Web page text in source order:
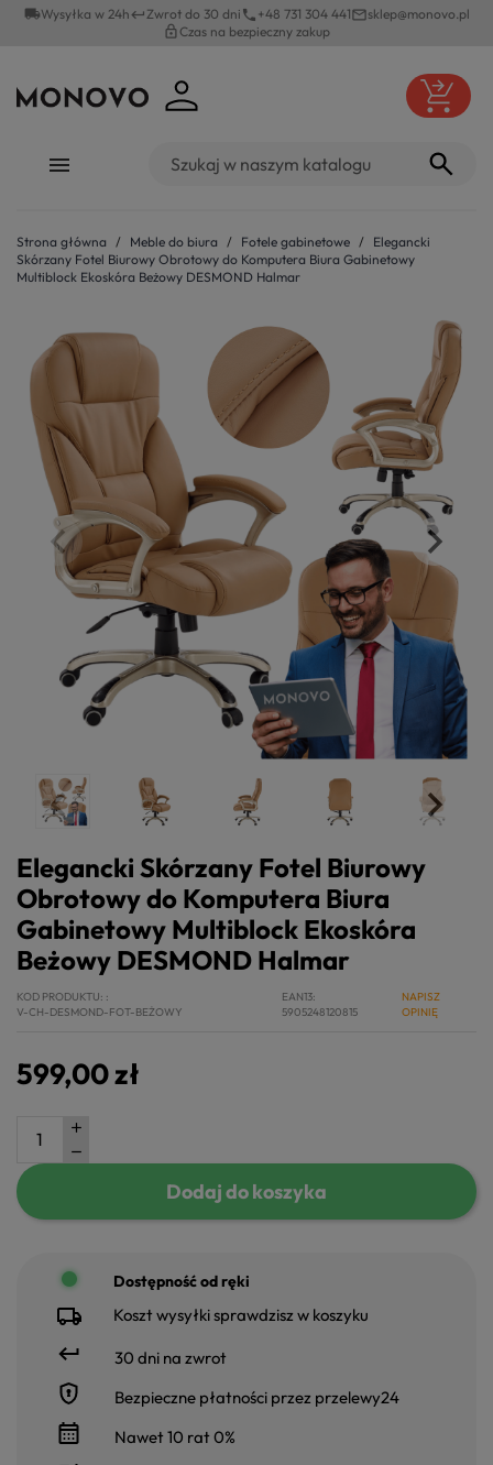
local_shippingWysyłka w 24hkeyboard_returnZwrot do 30 dni phone +48 731 304 441mail_outlinesklep@monovo.pl
lock_outlineCzas na bezpieczny zakup
Strona główna Meble do biura Fotele gabinetowe
Elegancki
Skórzany Fotel Biurowy Obrotowy do Komputera Biura Gabinetowy
Multiblock Ekoskóra Beżowy DESMOND Halmar
Elegancki Skórzany Fotel Biurowy
Obrotowy do Komputera Biura
Gabinetowy Multiblock Ekoskóra
Beżowy DESMOND Halmar
KOD PRODUKTU:
V-CH-DESMOND-FOT-BEŻOWY
EAN13
5905248120815
NAPISZ
OPINIĘ
599,00 zł
Dodaj do koszyka
Dostępność od ręki
Koszt wysyłki sprawdzisz w koszyku
30 dni na zwrot
Bezpieczne płatności przez przelewy24
Nawet 10 rat 0%